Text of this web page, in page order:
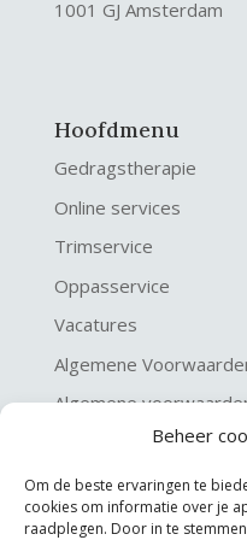
Beheer
Om de beste ervaringen te
cookies om informatie over je
raadplegen. Door in te
1001 GJ Amsterdam
Hoofdmenu
Gedragstherapie
Online services
Trimservice
Oppasservice
Vacatures
Algemene
Algemene
Privacy verklaring
Disclaimer & Copyright